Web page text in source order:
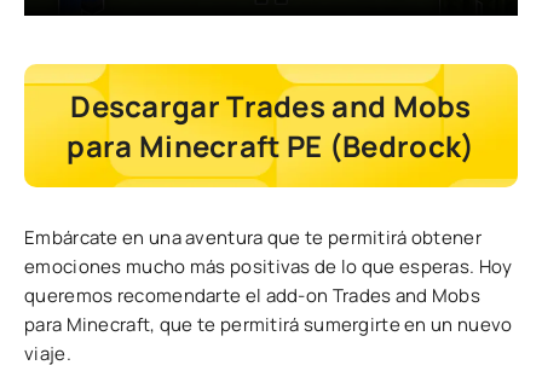
Descargar Trades and Mobs
para Minecraft PE (Bedrock)
Embárcate en una aventura que te permitirá obtener
emociones mucho más positivas de lo que esperas. Hoy
queremos recomendarte el add-on Trades and Mobs
para Minecraft, que te permitirá sumergirte en un nuevo
viaje.